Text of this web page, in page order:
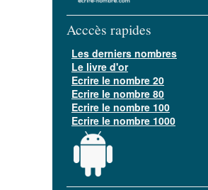
Acccès rapides
Les derniers nombres
Le livre d'or
Ecrire le nombre 20
Ecrire le nombre 80
Ecrire le nombre 100
Ecrire le nombre 1000